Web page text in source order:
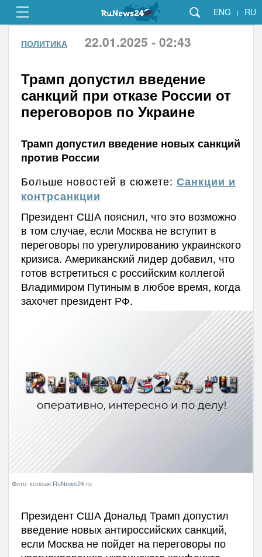
ENG | RU
ПОЛИТИКА 22.01.2025 - 02:43
Трамп допустил введение
санкций при отказе России от
переговоров по Украине
Трамп допустил введение новых санкций
против России
Больше новостей в сюжете: Санкции и
контрсанкции
Президент США пояснил, что это возможно
в том случае, если Москва не вступит в
переговоры по урегулированию украинского
кризиса. Американский лидер добавил, что
готов встретиться с российским коллегой
Владимиром Путиным в любое время, когда
захочет президент РФ.
Фото: коллаж RuNews24.ru
Президент США Дональд Трамп допустил
введение новых антироссийских санкций,
если Москва не пойдет на переговоры по